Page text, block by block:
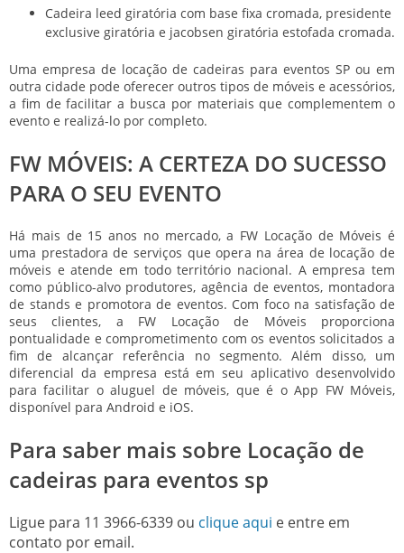
Cadeira leed giratória com base fixa cromada, presidente
exclusive giratória e jacobsen giratória estofada cromada.
Uma empresa de locação de cadeiras para eventos SP ou em
outra cidade pode oferecer outros tipos de móveis e acessórios,
a fim de facilitar a busca por materiais que complementem o
evento e realizá-lo por completo.
FW MÓVEIS: A CERTEZA DO SUCESSO
PARA O SEU EVENTO
Há mais de 15 anos no mercado, a FW Locação de Móveis é
uma prestadora de serviços que opera na área de locação de
móveis e atende em todo território nacional. A empresa tem
como público-alvo produtores, agência de eventos, montadora
de stands e promotora de eventos. Com foco na satisfação de
seus clientes, a FW Locação de Móveis proporciona
pontualidade e comprometimento com os eventos solicitados a
fim de alcançar referência no segmento. Além disso, um
diferencial da empresa está em seu aplicativo desenvolvido
para facilitar o aluguel de móveis, que é o App FW Móveis,
disponível para Android e iOS.
Para saber mais sobre Locação de
cadeiras para eventos sp
Ligue para 11 3966-6339 ou clique aqui e entre em
contato por email.